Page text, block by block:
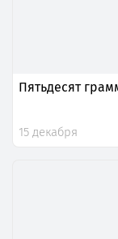
Пятьдесят
15 декабря